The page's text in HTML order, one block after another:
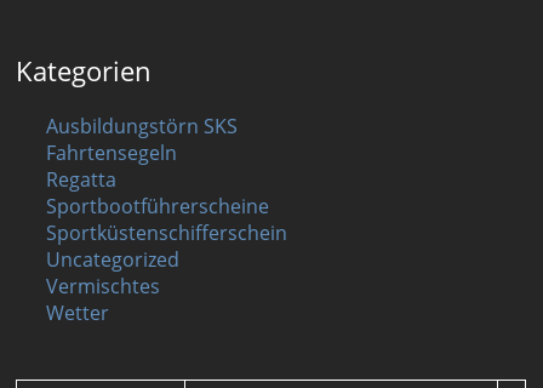
Kategorien
Ausbildungstörn SKS
Fahrtensegeln
Regatta
Sportbootführerscheine
Sportküstenschifferschein
Uncategorized
Vermischtes
Wetter